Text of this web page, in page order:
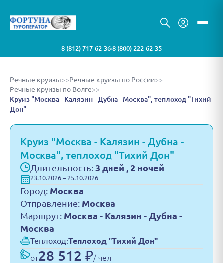
8 (812) 717-62-36•8 (800) 222-62-35
Речные круизы>>Речные круизы по России>>
Речные круизы по Волге>>
Круиз "Москва - Калязин - Дубна - Москва", теплоход "Тихий
Дон"
Круиз "Москва - Калязин - Дубна -
Москва", теплоход "Тихий Дон"
Длительность: 3 дней , 2 ночей
23.10.2026 – 25.10.2026
Город: Москва
Отправление: Москва
Маршрут: Москва - Калязин - Дубна -
Москва
Теплоход:Теплоход "Тихий Дон"
от28 512 ₽/ чел